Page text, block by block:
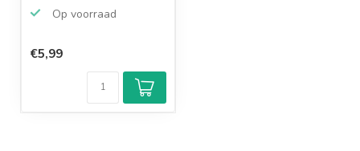
Op voorraad
€5,99